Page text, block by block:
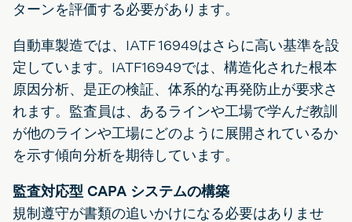
ターンを評価する必要があります。
自動車製造では、IATF 16949はさらに高い基準を設
定しています。IATF16949では、構造化された根本
原因分析、是正の検証、体系的な再発防止が要求さ
れます。監査員は、あるラインや工場で学んだ教訓
が他のラインや工場にどのように展開されているか
を示す傾向分析を期待しています。
監査対応型 CAPA システムの構築
規制遵守が書類の追いかけになる必要はありませ